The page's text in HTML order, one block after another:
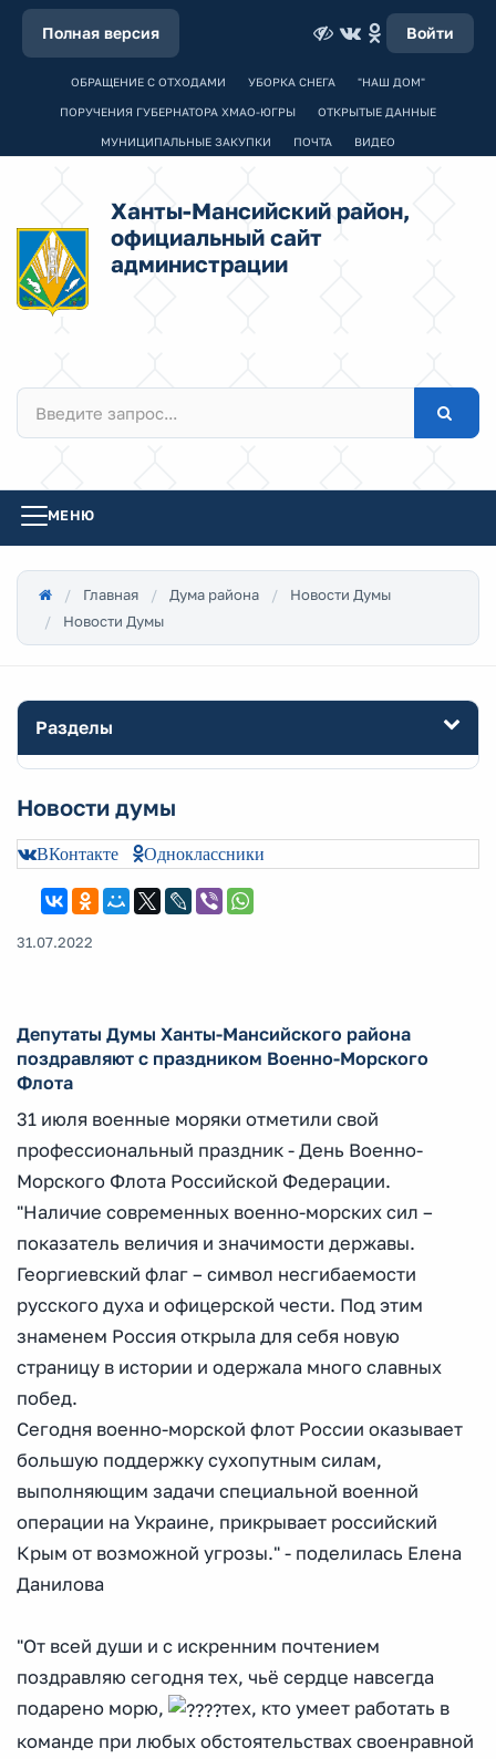
Полная версия Войти
ОБРАЩЕНИЕ С ОТХОДАМИ УБОРКА СНЕГА "НАШ ДОМ"
ПОРУЧЕНИЯ ГУБЕРНАТОРА ХМАО-ЮГРЫ ОТКРЫТЫЕ ДАННЫЕ
МУНИЦИПАЛЬНЫЕ ЗАКУПКИ ПОЧТА ВИДЕО
Ханты-Мансийский район,
официальный сайт
администрации
МЕНЮ
Главная Дума района
Новости Думы
Новости Думы
Разделы
Новости думы
ВКонтакте Одноклассники
31.07.2022
Депутаты Думы Ханты-Мансийского района
поздравляют с праздником Военно-Морского
Флота
31 июля военные моряки отметили свой
профессиональный праздник - День Военно-
Морского Флота Российской Федерации.
"Наличие современных военно-морских сил –
показатель величия и значимости державы.
Георгиевский флаг – символ несгибаемости
русского духа и офицерской чести. Под этим
знаменем Россия открыла для себя новую
страницу в истории и одержала много славных
побед.
Сегодня военно-морской флот России оказывает
большую поддержку сухопутным силам,
выполняющим задачи специальной военной
операции на Украине, прикрывает российский
Крым от возможной угрозы." - поделилась Елена
Данилова
"От всей души и с искренним почтением
поздравляю сегодня тех, чьё сердце навсегда
подарено морю,
тех, кто умеет работать в
команде при любых обстоятельствах своенравной